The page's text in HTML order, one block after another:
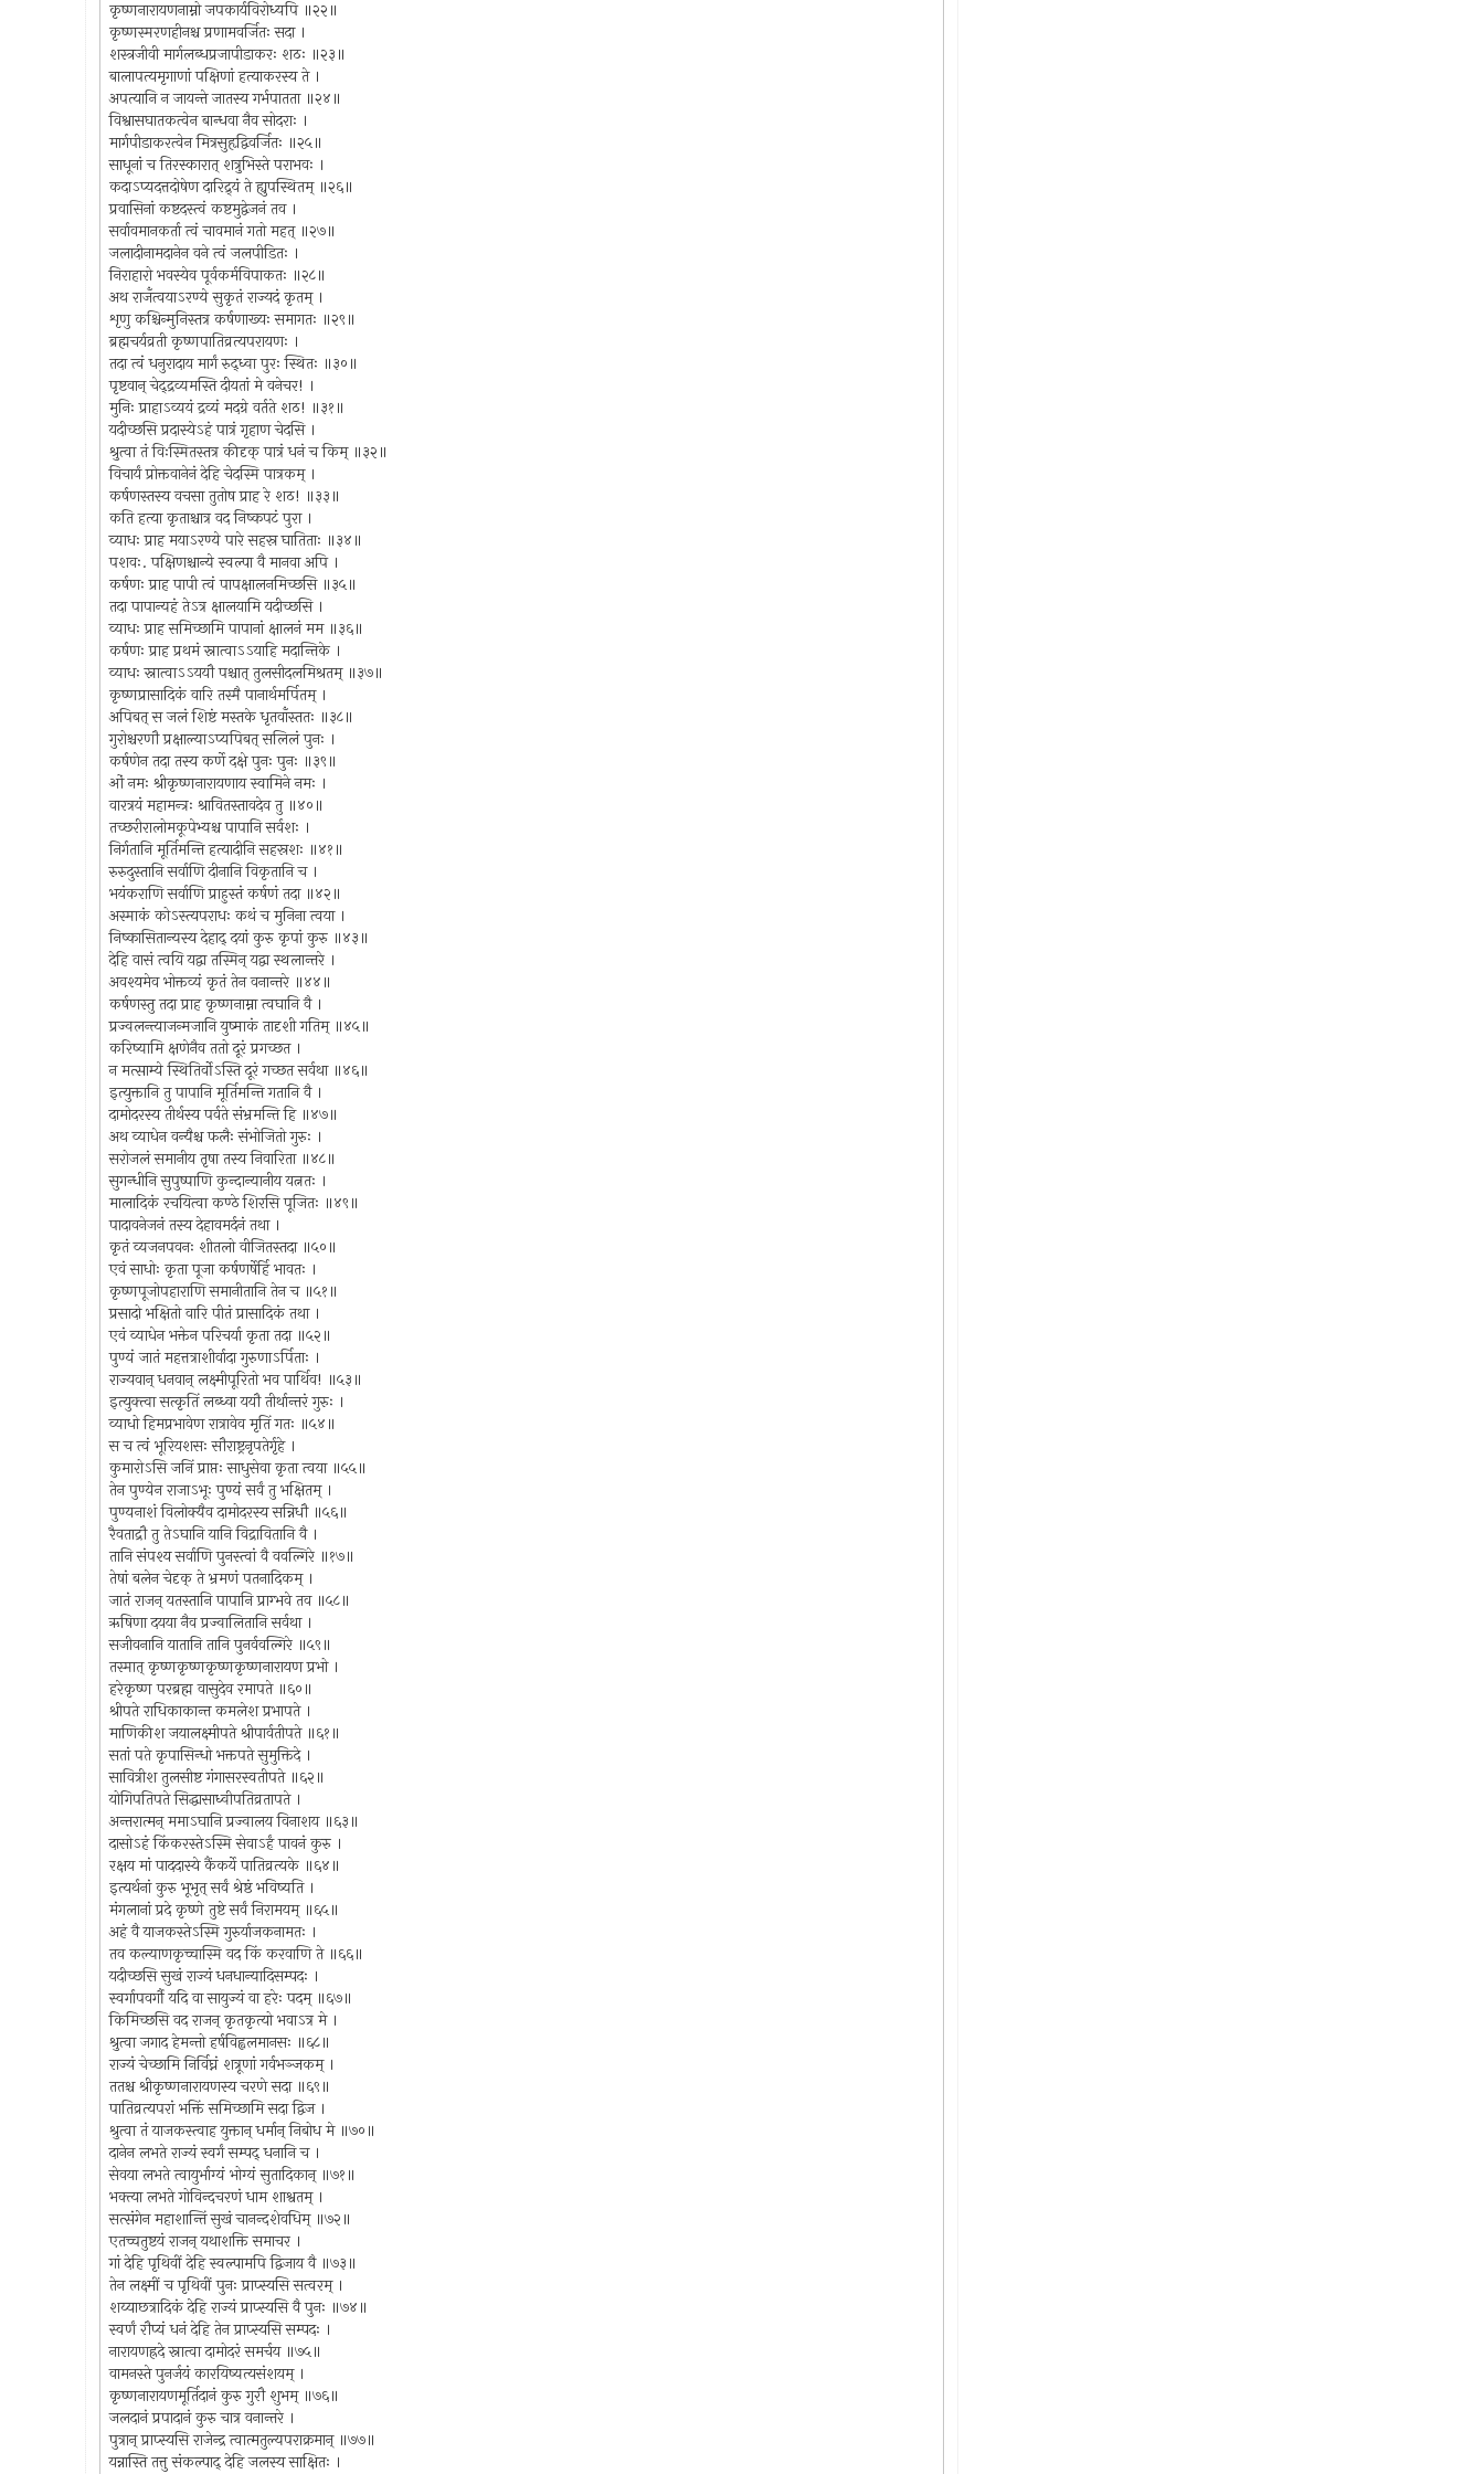
कृष्णनारायणनाम्नो जपकार्यविरोध्यपि ॥२२॥
कृष्णस्मरणहीनश्च प्रणामवर्जितः सदा ।
शस्त्रजीवी मार्गलब्धप्रजापीडाकरः शठः ॥२३॥
बालापत्यमृगाणां पक्षिणां हत्याकरस्य ते ।
अपत्यानि न जायन्ते जातस्य गर्भपातता ॥२४॥
विश्वासघातकत्वेन बान्धवा नैव सोदराः ।
मार्गपीडाकरत्वेन मित्रसुहृद्विवर्जितः ॥२५॥
साधूनां च तिरस्कारात् शत्रुभिस्ते पराभवः ।
कदाऽप्यदत्तदोषेण दारिद्र्यं ते ह्युपस्थितम् ॥२६॥
प्रवासिनां कष्टदस्त्वं कष्टमुद्वेजनं तव ।
सर्वावमानकर्ता त्वं चावमानं गतो महत् ॥२७॥
जलादीनामदानेन वने त्वं जलपीडितः ।
निराहारो भवस्येव पूर्वकर्मविपाकतः ॥२८॥
अथ राजँत्वयाऽरण्ये सुकृतं राज्यदं कृतम् ।
शृणु कश्चिन्मुनिस्तत्र कर्षणाख्यः समागतः ॥२९॥
ब्रह्मचर्यव्रती कृष्णपातिव्रत्यपरायणः ।
तदा त्वं धनुरादाय मार्गं रुद्ध्वा पुरः स्थितः ॥३०॥
पृष्टवान् चेद्द्रव्यमस्ति दीयतां मे वनेचर! ।
मुनिः प्राहाऽव्ययं द्रव्यं मदग्रे वर्तते शठ! ॥३१॥
यदीच्छसि प्रदास्येऽहं पात्रं गृहाण चेदसि ।
श्रुत्वा तं विःस्मितस्तत्र कीदृक् पात्रं धनं च किम् ॥३२॥
विचार्यं प्रोक्तवानेनं देहि चेदस्मि पात्रकम् ।
कर्षणस्तस्य वचसा तुतोष प्राह रे शठ! ॥३३॥
कति हत्या कृताश्चात्र वद निष्कपटं पुरा ।
व्याधः प्राह मयाऽरण्ये पारे सहस्र घातिताः ॥३४॥
पशवः. पक्षिणश्चान्ये स्वल्पा वै मानवा अपि ।
कर्षणः प्राह पापी त्वं पापक्षालनमिच्छसि ॥३५॥
तदा पापान्यहं तेऽत्र क्षालयामि यदीच्छसि ।
व्याधः प्राह समिच्छामि पापानां क्षालनं मम ॥३६॥
कर्षणः प्राह प्रथमं स्नात्वाऽऽयाहि मदान्तिके ।
व्याधः स्नात्वाऽऽययौ पश्चात् तुलसीदलमिश्रतम् ॥३७॥
कृष्णप्रासादिकं वारि तस्मै पानार्थमर्पितम् ।
अपिबत् स जलं शिष्टं मस्तके धृतवाँस्ततः ॥३८॥
गुरोश्चरणौ प्रक्षाल्याऽप्यपिबत् सलिलं पुनः ।
कर्षणेन तदा तस्य कर्णे दक्षे पुनः पुनः ॥३९॥
ओं नमः श्रीकृष्णनारायणाय स्वामिने नमः ।
वारत्रयं महामन्त्रः श्रावितस्तावदेव तु ॥४०॥
तच्छरीरालोमकूपेभ्यश्च पापानि सर्वशः ।
निर्गतानि मूर्तिमन्ति हत्यादीनि सहस्रशः ॥४१॥
रुरुदुस्तानि सर्वाणि दीनानि विकृतानि च ।
भयंकराणि सर्वाणि प्राहुस्तं कर्षणं तदा ॥४२॥
अस्माकं कोऽस्त्यपराधः कथं च मुनिना त्वया ।
निष्कासितान्यस्य देहाद् दयां कुरु कृपां कुरु ॥४३॥
देहि वासं त्वयि यद्वा तस्मिन् यद्वा स्थलान्तरे ।
अवश्यमेव भोक्तव्यं कृतं तेन वनान्तरे ॥४४॥
कर्षणस्तु तदा प्राह कृष्णनाम्ना त्वघानि वै ।
प्रज्वलन्त्याजन्मजानि युष्माकं तादृशी गतिम् ॥४५॥
करिष्यामि क्षणेनैव ततो दूरं प्रगच्छत ।
न मत्साम्ये स्थितिर्वोऽस्ति दूरं गच्छत सर्वथा ॥४६॥
इत्युक्तानि तु पापानि मूर्तिमन्ति गतानि वै ।
दामोदरस्य तीर्थस्य पर्वते संभ्रमन्ति हि ॥४७॥
अथ व्याधेन वन्यैश्च फलैः संभोजितो गुरुः ।
सरोजलं समानीय तृषा तस्य निवारिता ॥४८॥
सुगन्धीनि सुपुष्पाणि कुन्दान्यानीय यत्नतः ।
मालादिकं रचयित्वा कण्ठे शिरसि पूजितः ॥४९॥
पादावनेजनं तस्य देहावमर्दनं तथा ।
कृतं व्यजनपवनः शीतलो वीजितस्तदा ॥५०॥
एवं साधोः कृता पूजा कर्षणर्षेर्हि भावतः ।
कृष्णपूजोपहाराणि समानीतानि तेन च ॥५१॥
प्रसादो भक्षितो वारि पीतं प्रासादिकं तथा ।
एवं व्याधेन भक्तेन परिचर्या कृता तदा ॥५२॥
पुण्यं जातं महत्तत्राशीर्वादा गुरुणाऽर्पिताः ।
राज्यवान् धनवान् लक्ष्मीपूरितो भव पार्थिव! ॥५३॥
इत्युक्त्वा सत्कृतिं लब्ध्वा ययौ तीर्थान्तरं गुरुः ।
व्याधो हिमप्रभावेण रात्रावेव मृतिं गतः ॥५४॥
स च त्वं भूरियशसः सौराष्ट्रनृपतेर्गृहे ।
कुमारोऽसि जनिं प्राप्तः साधुसेवा कृता त्वया ॥५५॥
तेन पुण्येन राजाऽभूः पुण्यं सर्वं तु भक्षितम् ।
पुण्यनाशं विलोक्यैव दामोदरस्य सन्निधौ ॥५६॥
रैवताद्रौ तु तेऽघानि यानि विद्रावितानि वै ।
तानि संपश्य सर्वाणि पुनस्त्वां वै ववल्गिरे ॥१७॥
तेषां बलेन चेदृक् ते भ्रमणं पतनादिकम् ।
जातं राजन् यतस्तानि पापानि प्राग्भवे तव ॥५८॥
ऋषिणा दयया नैव प्रज्वालितानि सर्वथा ।
सजीवनानि यातानि तानि पुनर्ववल्गिरे ॥५९॥
तस्मात् कृष्णकृष्णकृष्णकृष्णनारायण प्रभो ।
हरेकृष्ण परब्रह्म वासुदेव रमापते ॥६०॥
श्रीपते राधिकाकान्त कमलेश प्रभापते ।
माणिकीश जयालक्ष्मीपते श्रीपार्वतीपते ॥६१॥
सतां पते कृपासिन्धो भक्तपते सुमुक्तिदे ।
सावित्रीश तुलसीष्ट गंगासरस्वतीपते ॥६२॥
योगिपतिपते सिद्धासाध्वीपतिव्रतापते ।
अन्तरात्मन् ममाऽघानि प्रज्वालय विनाशय ॥६३॥
दासोऽहं किंकरस्तेऽस्मि सेवाऽर्हं पावनं कुरु ।
रक्षय मां पाददास्ये कैंकर्ये पातिव्रत्यके ॥६४॥
इत्यर्थनां कुरु भूभृत् सर्वं श्रेष्ठं भविष्यति ।
मंगलानां प्रदे कृष्णे तुष्टे सर्वं निरामयम् ॥६५॥
अहं वै याजकस्तेऽस्मि गुरुर्याजकनामतः ।
तव कल्याणकृच्चास्मि वद किं करवाणि ते ॥६६॥
यदीच्छसि सुखं राज्यं धनधान्यादिसम्पदः ।
स्वर्गापवर्गौ यदि वा सायुज्यं वा हरेः पदम् ॥६७॥
किमिच्छसि वद राजन् कृतकृत्यो भवाऽत्र मे ।
श्रुत्वा जगाद हेमन्तो हर्षविह्वलमानसः ॥६८॥
राज्यं चेच्छामि निर्विघ्नं शत्रूणां गर्वभञ्जकम् ।
ततश्च श्रीकृष्णनारायणस्य चरणे सदा ॥६९॥
पातिव्रत्यपरां भक्तिं समिच्छामि सदा द्विज ।
श्रुत्वा तं याजकस्त्वाह युक्तान् धर्मान् निबोध मे ॥७०॥
दानेन लभते राज्यं स्वर्गं सम्पद् धनानि च ।
सेवया लभते त्वायुर्भाग्यं भोग्यं सुतादिकान् ॥७१॥
भक्त्या लभते गोविन्दचरणं धाम शाश्वतम् ।
सत्संगेन महाशान्तिं सुखं चानन्दशेवधिम् ॥७२॥
एतच्चतुष्टयं राजन् यथाशक्ति समाचर ।
गां देहि पृथिवीं देहि स्वल्पामपि द्विजाय वै ॥७३॥
तेन लक्ष्मीं च पृथिवीं पुनः प्राप्स्यसि सत्वरम् ।
शय्याछत्रादिकं देहि राज्यं प्राप्स्यसि वै पुनः ॥७४॥
स्वर्णं रौप्यं धनं देहि तेन प्राप्स्यसि सम्पदः ।
नारायणह्रदे स्नात्वा दामोदरं समर्चय ॥७५॥
वामनस्ते पुनर्जयं कारयिष्यत्यसंशयम् ।
कृष्णनारायणमूर्तिदानं कुरु गुरौ शुभम् ॥७६॥
जलदानं प्रपादानं कुरु चात्र वनान्तरे ।
पुत्रान् प्राप्स्यसि राजेन्द्र त्वात्मतुल्यपराक्रमान् ॥७७॥
यन्नास्ति तत्तु संकल्पाद् देहि जलस्य साक्षितः ।